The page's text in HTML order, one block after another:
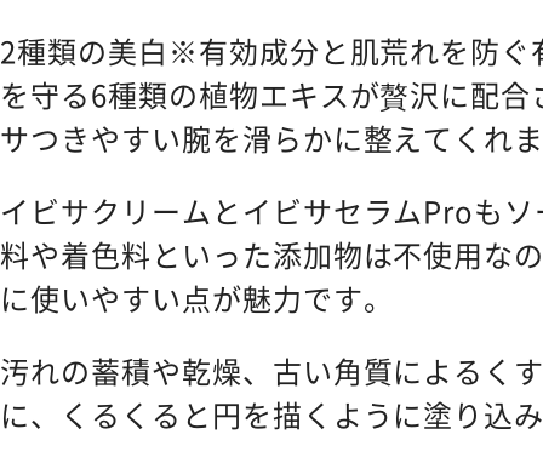
2種類の美白※有効成分と肌荒れを防ぐ
を守る6種類の植物エキスが贅沢に配
サつきやすい腕を滑らかに整えてくれ
イビサクリームとイビサセラムProも
料や着色料といった添加物は不使用な
に使いやすい点が魅力です。
汚れの蓄積や乾燥、古い角質によるく
に、くるくると円を描くように塗り込